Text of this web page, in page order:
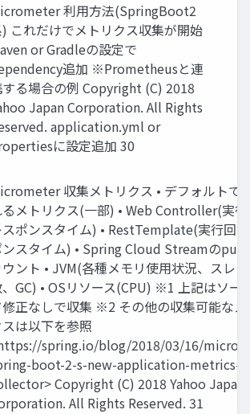
利用方法(SpringBoot2
これだけでメトリクス収集が開始
or Gradleの設定で
追加 ※Prometheusと連
る場合の例 Copyright (C) 2018
Japan Corporation. All Rights
application.yml or
に設定追加 30
収集メトリクス • デフォルトで
るメトリクス(一部) • Web Controller(実
スポンスタイム) • RestTemplate(実行回
ンスタイム) • Spring Cloud Streamの
ウント • JVM(各種メモリ使用状況、スレ
GC) • OSリソース(CPU) ※1 上記はソー
修正なしで収集 ※2 その他の収集可能な
スは以下を参照
spring.io/blog/2018/03/16/
boot-2-s-new-application-metrics-
Copyright (C) 2018 Yahoo Japan
All Rights Reserved. 31